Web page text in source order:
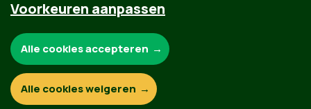
Groen.be
© Copyright Groen 2026 | Gemaakt met NationBuilder
Contact Privacybeleid
Voorkeuren aanpassen
Functionele en analytische cookies:
Alle cookies accepteren
Alle cookies weigeren